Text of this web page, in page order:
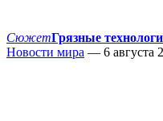
СюжетГрязные
Новости мира — 6 августа